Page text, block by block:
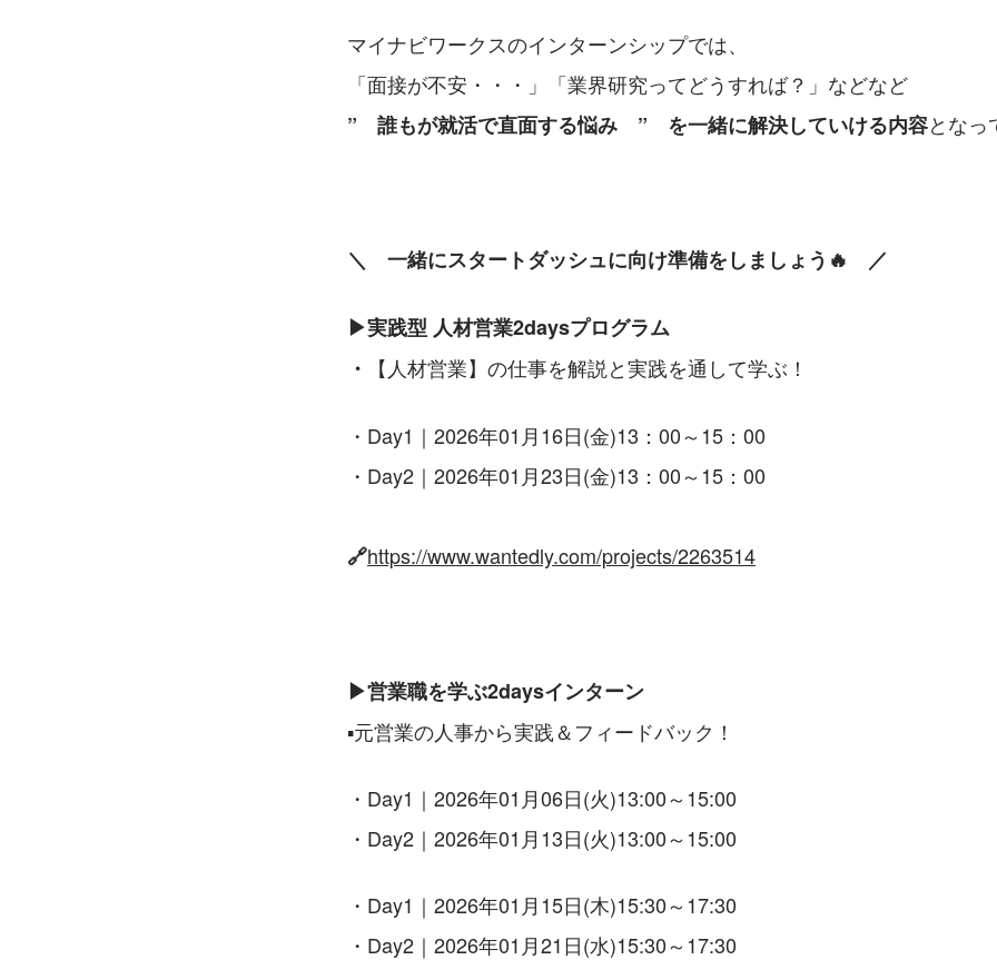
マイナビワークスのインターンシップでは、
「面接が不安・・・」「業界研究ってどうすれば？」などなど
”　誰もが就活で直面する悩み　”　を一緒に解決していける内容となっ
＼　一緒にスタートダッシュに向け準備をしましょう🔥　／
▶実践型 人材営業2daysプログラム
・
【人材営業】の仕事を解説と実践を通して学ぶ！
・Day1｜2026年01月16日(金)13：00～15：00
・Day2｜2026年01月23日(金)13：00～15：00
🔗https://www.wantedly.com/projects/2263514
▶営業職を学ぶ2daysインターン​
▪元営業の人事から実践＆フィードバック！
・Day1｜2026年01月06日(火)13:00～15:00
・Day2｜2026年01月13日(火)13:00～15:00
・Day1｜2026年01月15日(木)15:30～17:30
・Day2｜2026年01月21日(水)15:30～17:30